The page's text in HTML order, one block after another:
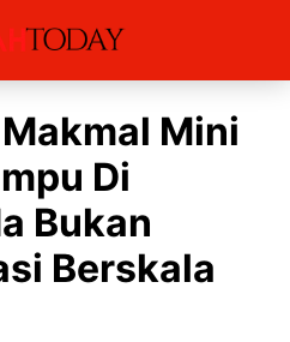
Mini
Di
Bukan
Berskala